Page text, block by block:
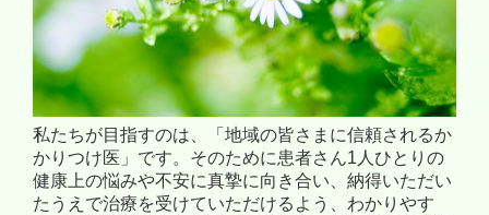
私たちが目指すのは、「地域の皆さまに信頼されるか
かりつけ医」です。そのために患者さん1人ひとりの
健康上の悩みや不安に真摯に向き合い、納得いただい
たうえで治療を受けていただけるよう、わかりやす